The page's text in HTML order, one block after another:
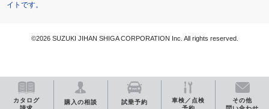
カタログ
購入の相談 試乗予約
車検／点検
その他
イトです。
©2026 SUZUKI JIHAN SHIGA CORPORATION Inc. All rights reserved.